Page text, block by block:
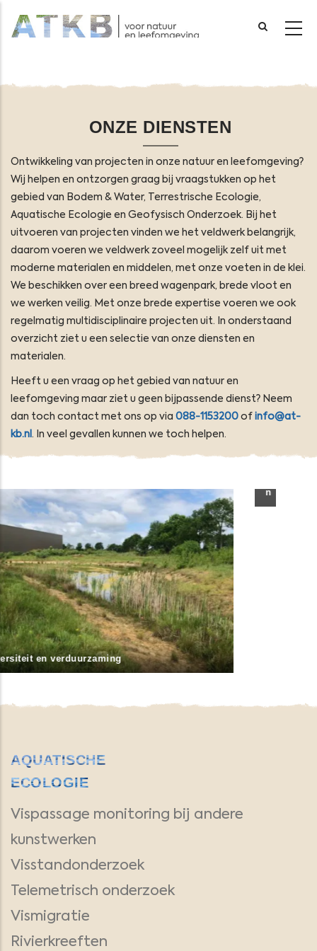
naar
ONZE DIENSTEN
Ontwikkeling van projecten in onze natuur en leefomgeving?
Wij helpen en ontzorgen graag bij vraagstukken op het
gebied van Bodem & Water, Terrestrische Ecologie,
Aquatische Ecologie en Geofysisch Onderzoek. Bij het
uitvoeren van projecten vinden we het veldwerk belangrijk,
daarom voeren we veldwerk zoveel mogelijk zelf uit met
moderne materialen en middelen, met onze voeten in de klei.
We beschikken over een breed wagenpark, brede vloot en
we werken veilig. Met onze brede expertise voeren we ook
regelmatig multidisciplinaire projecten uit. In onderstaand
overzicht ziet u een selectie van onze diensten en
materialen.
Heeft u een vraag op het gebied van natuur en
leefomgeving maar ziet u geen bijpassende dienst? Neem
dan toch contact met ons op via 088-1153200 of info@at-
kb.nl . In veel gevallen kunnen we toch helpen.
Vispassage monitoring bij andere kunstwerken
AQUATISCHE
ECOLOGIE
Vispassage monitoring bij andere
kunstwerken
Visstandonderzoek
Telemetrisch onderzoek
Vismigratie
Rivierkreeften